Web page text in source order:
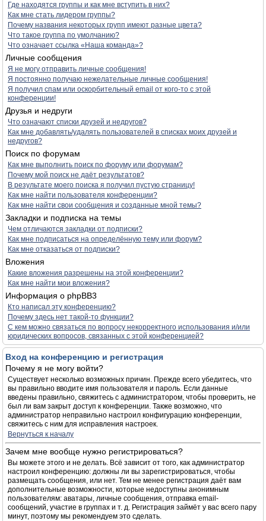
Где находятся группы и как мне вступить в них?
Как мне стать лидером группы?
Почему названия некоторых групп имеют разные цвета?
Что такое группа по умолчанию?
Что означает ссылка «Наша команда»?
Личные сообщения
Я не могу отправить личные сообщения!
Я постоянно получаю нежелательные личные сообщения!
Я получил спам или оскорбительный email от кого-то с этой
конференции!
Друзья и недруги
Что означают списки друзей и недругов?
Как мне добавлять/удалять пользователей в списках моих друзей и
недругов?
Поиск по форумам
Как мне выполнить поиск по форуму или форумам?
Почему мой поиск не даёт результатов?
В результате моего поиска я получил пустую страницу!
Как мне найти пользователя конференции?
Как мне найти свои сообщения и созданные мной темы?
Закладки и подписка на темы
Чем отличаются закладки от подписки?
Как мне подписаться на определённую тему или форум?
Как мне отказаться от подписки?
Вложения
Какие вложения разрешены на этой конференции?
Как мне найти мои вложения?
Информация о phpBB3
Кто написал эту конференцию?
Почему здесь нет такой-то функции?
С кем можно связаться по вопросу некорректного использования и/или
юридических вопросов, связанных с этой конференцией?
Вход на конференцию и регистрация
Почему я не могу войти?
Существует несколько возможных причин. Прежде всего убедитесь, что
вы правильно вводите имя пользователя и пароль. Если данные
введены правильно, свяжитесь с администратором, чтобы проверить, не
был ли вам закрыт доступ к конференции. Также возможно, что
администратор неправильно настроил конфигурацию конференции,
свяжитесь с ним для исправления настроек.
Вернуться к началу
Зачем мне вообще нужно регистрироваться?
Вы можете этого и не делать. Всё зависит от того, как администратор
настроил конференцию: должны ли вы зарегистрироваться, чтобы
размещать сообщения, или нет. Тем не менее регистрация даёт вам
дополнительные возможности, которые недоступны анонимным
пользователям: аватары, личные сообщения, отправка email-
сообщений, участие в группах и т. д. Регистрация займёт у вас всего пару
минут, поэтому мы рекомендуем это сделать.